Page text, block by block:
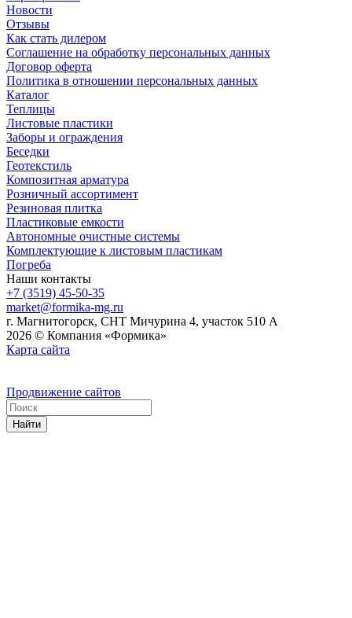
Новости
Отзывы
Как стать дилером
Соглашение на обработку персональных данных
Договор оферта
Политика в отношении персональных данных
Каталог
Теплицы
Листовые пластики
Заборы и ограждения
Беседки
Геотекстиль
Композитная арматура
Розничный ассортимент
Резиновая плитка
Пластиковые емкости
Автономные очистные системы
Комплектующие к листовым пластикам
Погреба
Наши контакты
+7 (3519) 45-50-35
market@formika-mg.ru
г. Магнитогорск, СНТ Мичурина 4, участок 510 А
2026 © Компания «Формика»
Карта сайта
Продвижение сайтов
Найти